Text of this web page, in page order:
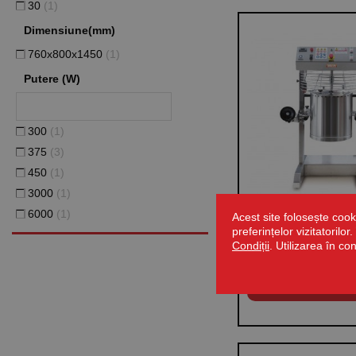
Acest site folosește
preferințelor
Condiții . Utilizarea în
Cuocicrema electrica,
60 litri, putere
6000W, putere motor
30 (1)
Dimensiune(mm)
760x800x1450 (1)
Putere (W)
300 (1)
375 (3)
450 (1)
3000 (1)
6000 (1)